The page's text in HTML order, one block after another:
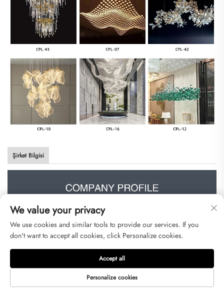
Şirket Bilgisi
We value your privacy
We use cookies and similar tools to provide our services. If you
don't want to accept all cookies, click Personalize cookies.
Personalize cookies
Accept all